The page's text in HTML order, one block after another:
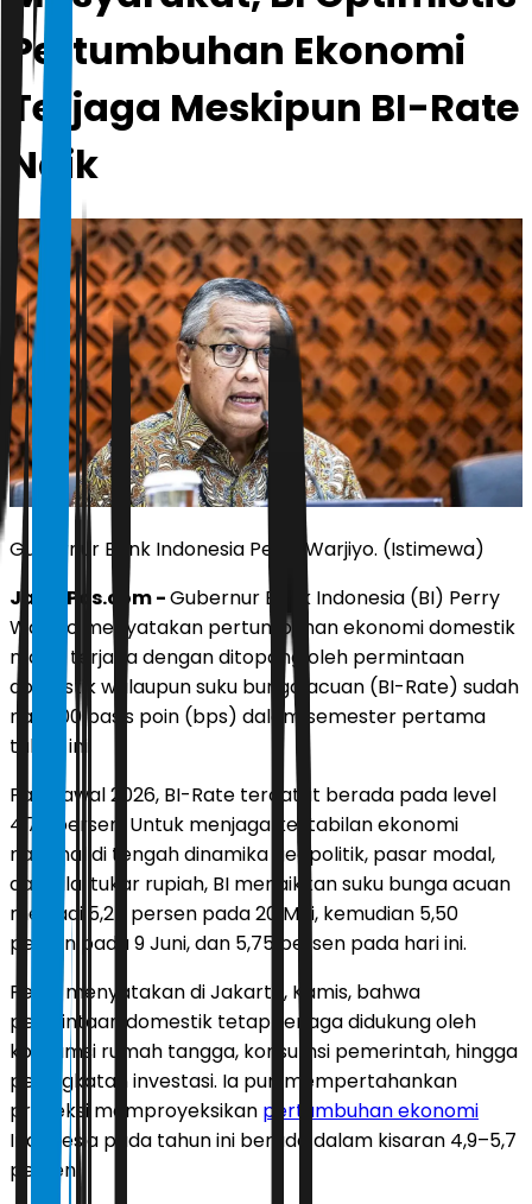
Pertumbuhan Ekonomi
Terjaga Meskipun BI-Rate
Naik
Gubernur Bank Indonesia Perry Warjiyo. (Istimewa)
JawaPos.com -Gubernur Bank Indonesia (BI) Perry
Warjiyo menyatakan pertumbuhan ekonomi domestik
masih terjaga dengan ditopang oleh permintaan
domestik walaupun suku bunga acuan (BI-Rate) sudah
naik 100 basis poin (bps) dalam semester pertama
tahun ini.
Pada awal 2026, BI-Rate tercatat berada pada level
4,75 persen. Untuk menjaga kestabilan ekonomi
nasional di tengah dinamika geopolitik, pasar modal,
dan nilai tukar rupiah, BI menaikkan suku bunga acuan
menjadi 5,25 persen pada 20 Mei, kemudian 5,50
persen pada 9 Juni, dan 5,75 persen pada hari ini.
Perry menyatakan di Jakarta, Kamis, bahwa
permintaan domestik tetap terjaga didukung oleh
konsumsi rumah tangga, konsumsi pemerintah, hingga
peningkatan investasi. Ia pun mempertahankan
proyeksi memproyeksikan pertumbuhan ekonomi
Indonesia pada tahun ini berada dalam kisaran 4,9–5,7
persen.